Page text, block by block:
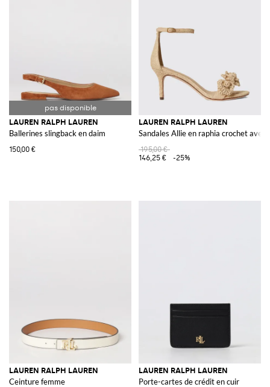
LAUREN RALPH LAUREN
Ballerines slingback en daim
150,00 €
LAUREN RALPH LAUREN
Sandales Allie en raphia crochet avec
195,00 €
146,25 €
-25%
LAUREN RALPH LAUREN
Ceinture femme
LAUREN RALPH LAUREN
Porte-cartes de crédit en cuir